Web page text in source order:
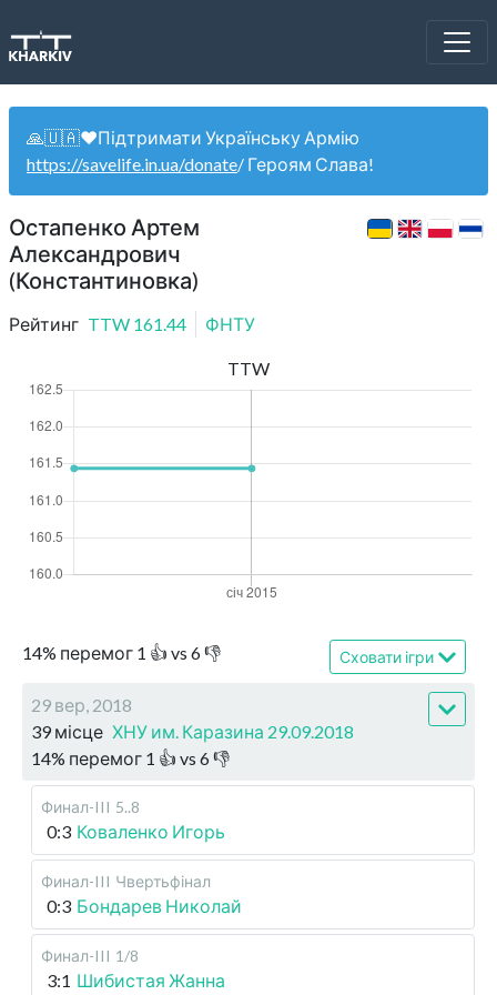
🙏🇺🇦❤️Підтримати Українську Армію
https://savelife.in.ua/donate/ Героям Слава!
Остапенко Артем
Александрович
(Константиновка)
Рейтинг TTW 161.44 ФНТУ
14% перемог 1 👍 vs 6👎 Сховати ігри
29 вер, 2018
39 місце ХНУ им. Каразина 29.09.2018
14% перемог 1 👍 vs 6👎
Финал-III 5..8
0:3 Коваленко Игорь
Финал-III Чвертьфінал
0:3 Бондарев Николай
Финал-III 1/8
3:1 Шибистая Жанна
TTW